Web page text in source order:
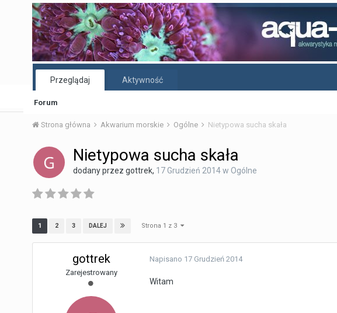
Przeglądaj
Forum
Aktywność
Strona główna Akwarium morskie Ogólne Nietypowa sucha skała
Nietypowa sucha skała
dodany przezgottrek, 17 Grudzień 2014wOgólne
1 2 3 DALEJ Strona 1 z 3
gottrek
Zarejestrowany
Napisano 17 Grudzień 2014
Witam